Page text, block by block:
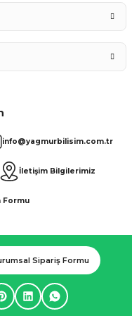
info@yagmurbilisim.com.tr
İletişim Bilgilerimiz
Formu
Sipariş Formu